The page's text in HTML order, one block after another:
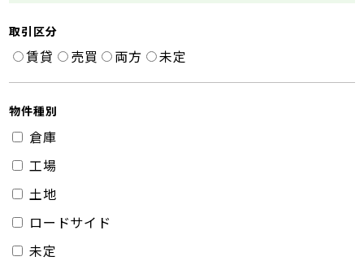
取引区分
賃貸 売買 両方 未定
物件種別
倉庫
工場
土地
ロードサイド
未定